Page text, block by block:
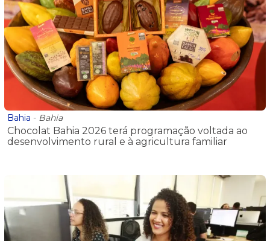
Bahia - Bahia
Chocolat Bahia 2026 terá programação voltada ao
desenvolvimento rural e à agricultura familiar